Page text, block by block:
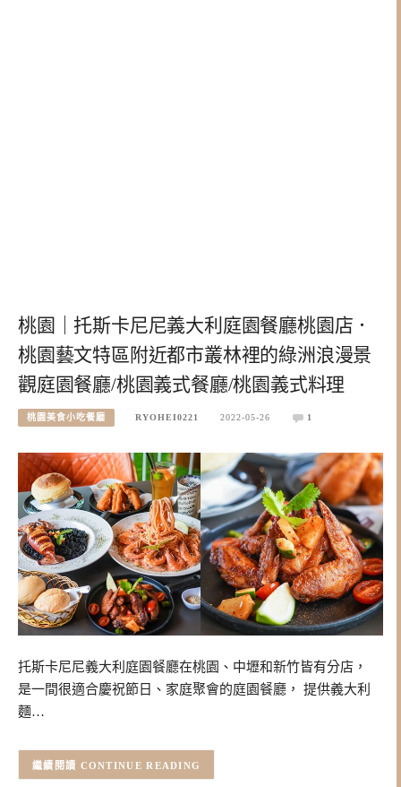
桃園｜托斯卡尼尼義大利庭園餐廳桃園店．
桃園藝文特區附近都市叢林裡的綠洲浪漫景
觀庭園餐廳/桃園義式餐廳/桃園義式料理
桃園美食小吃餐廳 RYOHEI0221 2022-05-26 1
托斯卡尼尼義大利庭園餐廳在桃園、中壢和新竹皆有分店，
是一間很適合慶祝節日、家庭聚會的庭園餐廳， 提供義大利
麵…
CONTINUE READING